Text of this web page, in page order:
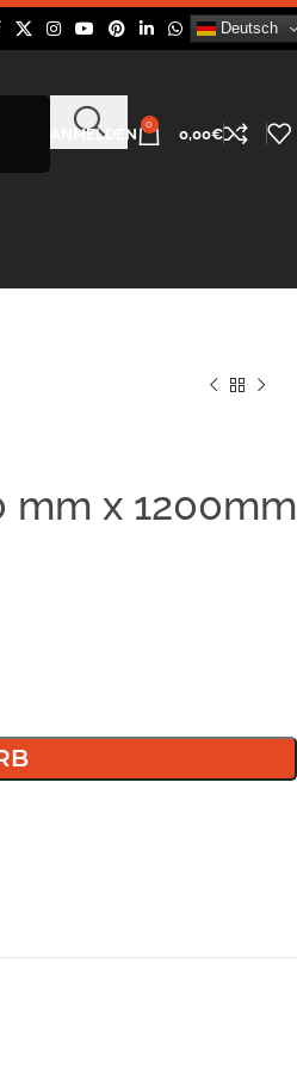
Deutsch
ANMELDEN
0
0,00€
mm x 1200mm